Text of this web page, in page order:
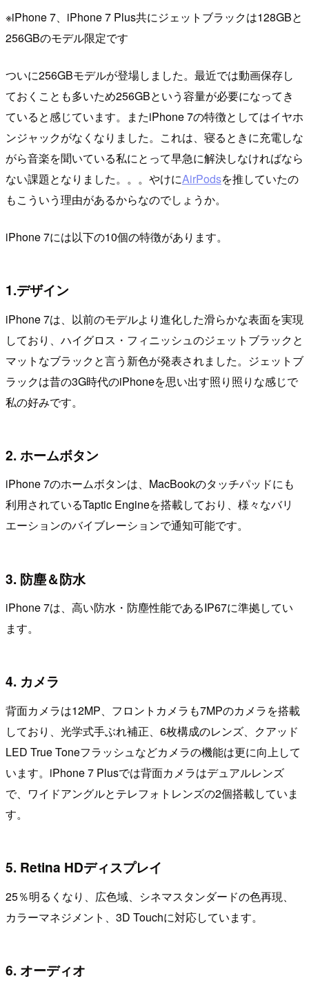
※iPhone 7、iPhone 7 Plus共にジェットブラックは128GBと
256GBのモデル限定です
ついに256GBモデルが登場しました。最近では動画保存し
ておくことも多いため256GBという容量が必要になってき
ていると感じています。またiPhone 7の特徴としてはイヤホ
ンジャックがなくなりました。これは、寝るときに充電しな
がら音楽を聞いている私にとって早急に解決しなければなら
ない課題となりました。。。やけにAirPodsを推していたの
もこういう理由があるからなのでしょうか。
iPhone 7には以下の10個の特徴があります。
1.デザイン
iPhone 7は、以前のモデルより進化した滑らかな表面を実現
しており、ハイグロス・フィニッシュのジェットブラックと
マットなブラックと言う新色が発表されました。ジェットブ
ラックは昔の3G時代のiPhoneを思い出す照り照りな感じで
私の好みです。
2. ホームボタン
iPhone 7のホームボタンは、MacBookのタッチパッドにも
利用されているTaptic Engineを搭載しており、様々なバリ
エーションのバイブレーションで通知可能です。
3. 防塵＆防水
iPhone 7は、高い防水・防塵性能であるIP67に準拠してい
ます。
4. カメラ
背面カメラは12MP、フロントカメラも7MPのカメラを搭載
しており、光学式手ぶれ補正、6枚構成のレンズ、クアッド
LED True Toneフラッシュなどカメラの機能は更に向上して
います。iPhone 7 Plusでは背面カメラはデュアルレンズ
で、ワイドアングルとテレフォトレンズの2個搭載していま
す。
5. Retina HDディスプレイ
25％明るくなり、広色域、シネマスタンダードの色再現、
カラーマネジメント、3D Touchに対応しています。
6. オーディオ